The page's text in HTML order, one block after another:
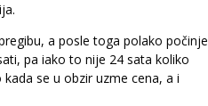
a posle toga polako počinje
pa iako to nije 24 sata koliko
se u obzir uzme cena, a i